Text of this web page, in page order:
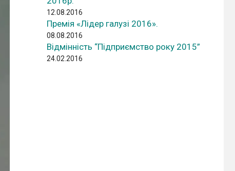
12.08.2016
Премія «Лідер галузі 2016».
08.08.2016
Відмінність “Підприємство року 2015”
24.02.2016